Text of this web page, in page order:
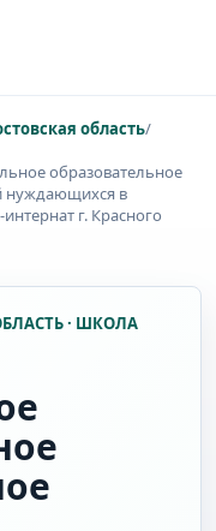
область/
образовательное
нуждающихся в
г. Красного
· ШКОЛА